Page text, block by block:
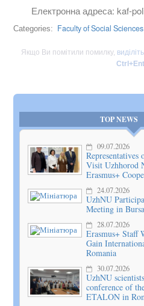
Електронна адреса: kaf-
Categories: Faculty of Social Sciences
Якщо Ви помітили помилку,
TOP NEWS
09.07.2026
Visit Uzhhorod
Erasmus+
24.07.2026
UzhNU
Meeting in
28.07.2026
Erasmus+ Staff
Gain
Romania
30.07.2026
UzhNU
conference of
ETALON in